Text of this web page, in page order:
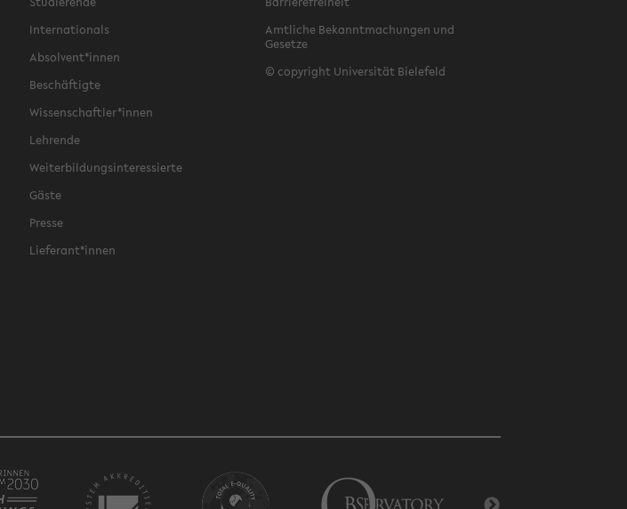
Internationals
Absolvent*innen
Beschäftigte
Wissenschaftler*innen
Lehrende
Weiterbildungsinteressierte
Gäste
Presse
Lieferant*innen
Amtliche Bekanntmachungen und
Gesetze
© copyright Universität Bielefeld